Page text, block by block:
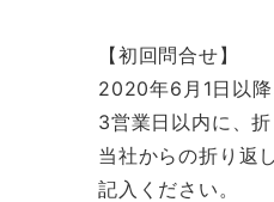
【初回問合せ】
2020年6月1日以降
3営業日以内に、
当社からの折り返
記入ください。